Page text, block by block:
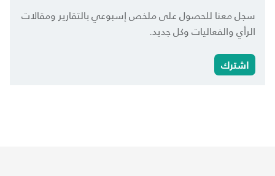
سجل معنا للحصول على ملخص إسبوعي بالتقارير ومقالات
الرأي والفعاليات وكل جديد.
اشترك